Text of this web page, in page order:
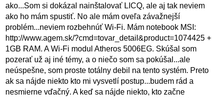
ako...Som si dokázal nainštalovať LICQ, ale aj tak neviem
ako ho mám spustiť. No ale mám oveľa závažnejší
problém...neviem rozbehnúť Wi-Fi. Mám notebook MSI:
http://www.agem.sk/?cmd=tovar_detail&product=1074425 +
1GB RAM. A Wi-Fi modul Atheros 5006EG. Skúšal som
pozerať už aj iné témy, a o niečo som sa pokúšal...ale
neúspešne, som proste totálny debil na tento systém. Preto
ak sa nájde niekto kto mi vysvetlí postup...budem rád a
nesmierne vďačný. A keď sa nájde niekto, kto začne